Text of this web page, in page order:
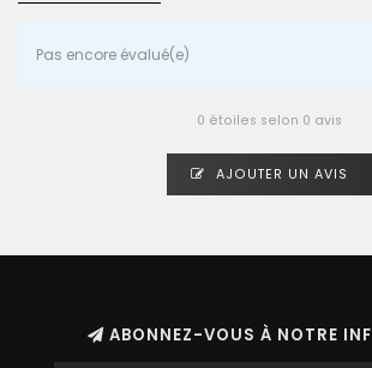
Pas encore évalué(e)
0 étoiles selon 0 avis
AJOUTER UN AVIS
ABONNEZ-VOUS À NOTRE